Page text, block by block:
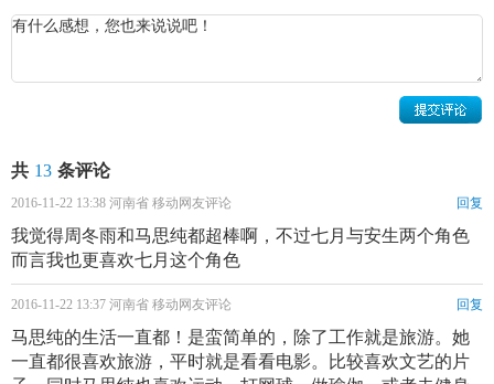
马思纯绯闻男友欧豪 马思纯个人资料简介
马思纯演艺经历 ：2008年，马思纯主演了首部都市爱情
剧《恋人》，饰演了敢爱敢恨的女主角思纯 ；同年，出演了
共 13 条评论
2016-11-22 13:38 河南省 移动网友评论 回复
我觉得周冬雨和马思纯都超棒啊，不过七月与安生两个角色
而言我也更喜欢七月这个角色
2016-11-22 13:37 河南省 移动网友评论 回复
马思纯的生活一直都！是蛮简单的，除了工作就是旅游。她
一直都很喜欢旅游，平时就是看看电影。比较喜欢文艺的片